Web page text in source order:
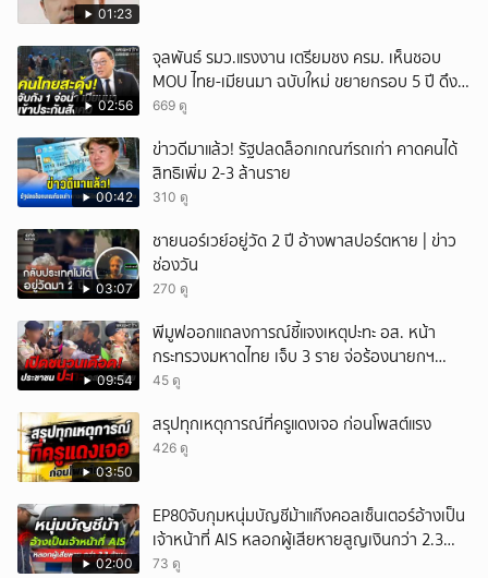
01:23
02:56
จุลพันธ์ รมว.แรงงาน เตรียมชง ครม. เห็นชอบ
MOU ไทย-เมียนมา ฉบับใหม่ ขยายกรอบ 5 ปี ดึง
แรงงานเข้าระบบ
669 ดู
00:42
ข่าวดีมาแล้ว! รัฐปลดล็อกเกณฑ์รถเก่า คาดคนได้
สิทธิเพิ่ม 2-3 ล้านราย
310 ดู
03:07
ชายนอร์เวย์อยู่วัด 2 ปี อ้างพาสปอร์ตหาย | ข่าว
ช่องวัน
270 ดู
09:54
พีมูฟออกแถลงการณ์ชี้แจงเหตุปะทะ อส. หน้า
กระทรวงมหาดไทย เจ็บ 3 ราย จ่อร้องนายกฯ
ตรวจสอบ
45 ดู
03:50
สรุปทุกเหตุการณ์ที่ครูแดงเจอ ก่อนโพสต์แรง
426 ดู
02:00
EP80จับกุมหนุ่มบัญชีม้าแก๊งคอลเซ็นเตอร์อ้างเป็น
เจ้าหน้าที่ AIS หลอกผู้เสียหายสูญเงินกว่า 2.3
ล้านบาท
73 ดู